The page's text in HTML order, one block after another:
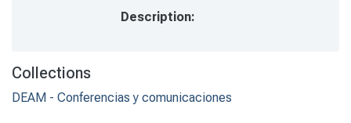
Description:
Collections
DEAM - Conferencias y comunicaciones